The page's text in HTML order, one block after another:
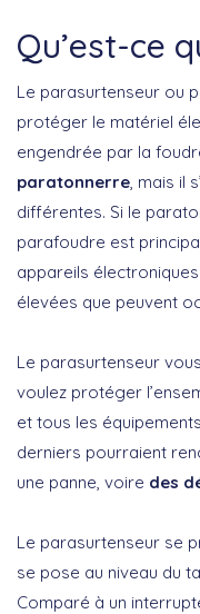
Qu’est-ce
Le parasurtenseur ou
protéger le matériel
engendrée par la
paratonnerre, mais il
différentes. Si le
parafoudre est
appareils
élevées que peuvent
Le parasurtenseur
voulez protéger
et tous les
derniers pourraient
une panne, voire des
Le parasurtenseur se
se pose au niveau du
Comparé à un